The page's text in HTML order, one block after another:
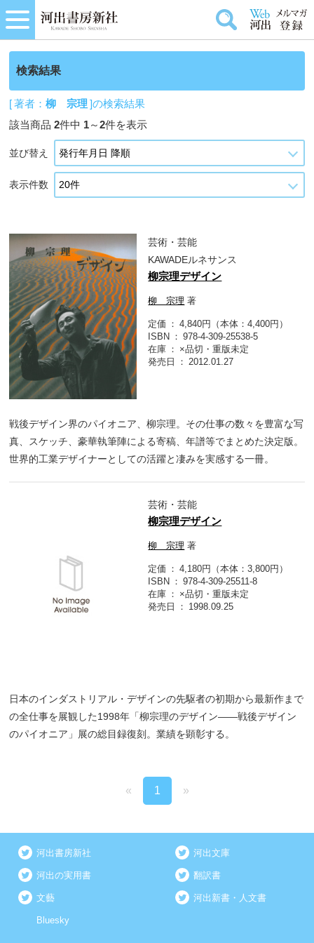
検索結果
[ 著者：柳 宗理]の検索結果
該当商品2件中 1～2件を表示
並び替え
表示件数
芸術・芸能
KAWADEルネサンス
柳宗理デザイン
柳 宗理 著
定価
4,840円（本体：4,400円）
ISBN
978-4-309-25538-5
在庫
×品切・重版未定
発売日
2012.01.27
戦後デザイン界のパイオニア、柳宗理。その仕事の数々を豊富な写
真、スケッチ、豪華執筆陣による寄稿、年譜等でまとめた決定版。
世界的工業デザイナーとしての活躍と凄みを実感する一冊。
芸術・芸能
柳宗理デザイン
柳 宗理 著
定価
4,180円（本体：3,800円）
ISBN
978-4-309-25511-8
在庫
×品切・重版未定
発売日
1998.09.25
日本のインダストリアル・デザインの先駆者の初期から最新作まで
の全仕事を展観した1998年「柳宗理のデザイン――戦後デザイン
のパイオニア」展の総目録復刻。業績を顕彰する。
« 1 »
河出書房新社 河出文庫
河出の実用書 翻訳書
文藝 河出新書・人文書
Bluesky